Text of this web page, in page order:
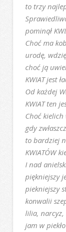
to trzy
pominął
Choć ma
urodę,
choć ją
KWIAT jest
Od każdej
KWIAT ten
Choć
gdy
to bardziej
KWIATÓW
I nad
piękniejszy
piekniejszy
konwalii
lilia, narcyz,
jam w